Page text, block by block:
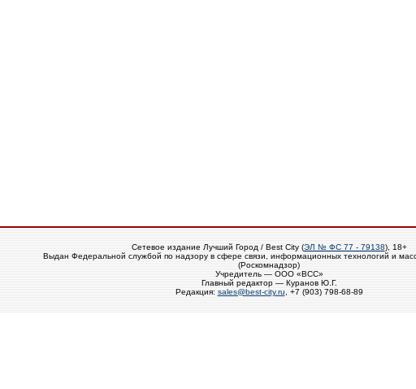
Сетевое издание Лучший Город / Best City (ЭЛ № ФС 77 - 79138), 18+
Выдан Федеральной службой по надзору в сфере связи, информационных технологий и
(Роскомнадзор)
Учредитель — ООО «ВСС»
Главный редактор — Куранов Ю.Г.
Редакция: sales@best-city.ru , +7 (903) 798-68-89